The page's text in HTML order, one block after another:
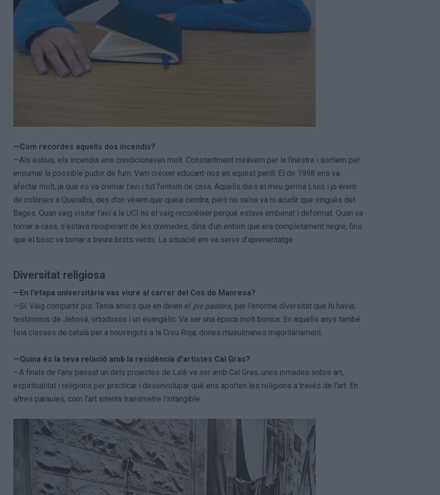
—Com recordes aquells dos incendis?
—Als estius, els incendis ens condicionaven molt. Constantment miràvem per la finestra i sortíem per
ensumar la possible pudor de fum. Vam créixer educant-nos en aquest perill. El de 1998 ens va
afectar molt, ja que es va cremar l’avi i tot l’entorn de casa. Aquells dies el meu germà Lluís i jo érem
de colònies a Queralbs, des d’on vèiem que queia cendra, però no se’ns va ni acudir que vingués del
Bages. Quan vaig visitar l’avi a la UCI no el vaig reconèixer perquè estava embenat i deformat. Quan va
tornar a casa, s’estava recuperant de les cremades, dins d’un entorn que era completament negre, fins
que el bosc va tornar a treure brots verds. La situació em va servir d’aprenentatge.
Diversitat religiosa
—En l’etapa universitària vas viure al carrer del Cos de Manresa?
—Sí. Vaig compartir pis. Tenia amics que en deien el pis pastera, per l’enorme diversitat que hi havia;
testimonis de Jehovà, ortodoxos i un evangèlic. Va ser una època molt bonica. En aquells anys també
feia classes de català per a nouvinguts a la Creu Roja, dones musulmanes majoritàriament.
—Quina és la teva relació amb la residència d’artistes Cal Gras?
—A finals de l’any passat un dels projectes de Lalè va ser amb Cal Gras, unes jornades sobre art,
espiritualitat i religions per practicar i desenvolupar què ens aporten les religions a través de l’art. En
altres paraules, com l’art intenta transmetre l’intangible.